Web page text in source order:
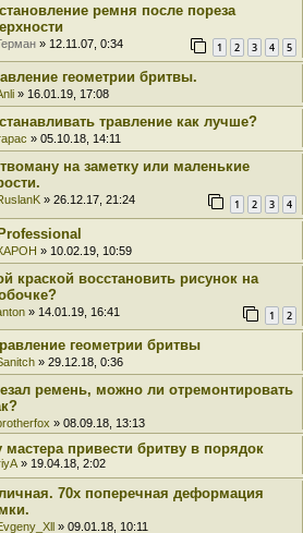
ремня после пореза
» 12.11.07, 0:34 1 2 3 4 5
геометрии бритвы.
» 16.01.19, 17:08
травление как лучше?
» 05.10.18, 14:11
на заметку или маленькие
» 26.12.17, 21:24 1 2 3 4
» 10.02.19, 10:59
краской восстановить рисунок на
» 14.01.19, 16:41 1 2
геометрии бритвы
» 29.12.18, 0:36
ремень, можно ли отремонтировать
» 08.09.18, 13:13
мастера привести бритву в порядок
» 19.04.18, 2:02
70х поперечная деформация
» 09.01.18, 10:11